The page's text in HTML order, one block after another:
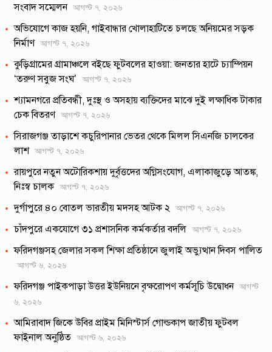
সংবাদ সম্মেলন আগস্ট ৭, ২০২৬
অভিযোগে কাজ হয়নি, গাইবান্ধার খোলাহাটিতে চলছে অনিয়মের সড়ক
নির্মাণ আগস্ট ৭, ২০২৬
কুড়িগ্রামের গ্রামাঞ্চলে বইছে ফুটবলের হাওয়া: জনতার হাটে চ্যাম্পিয়ন
‘তরুণ সবুজ সংঘ’
আগস্ট ৭, ২০২৬
শ্যামনগরে প্রতিবন্ধী, দুঃস্থ ও অসহায় ব্যক্তিদের মাঝে দুই লক্ষাধিক টাকার
চেক বিতরণ আগস্ট ৭, ২০২৬
সিরাজগঞ্জ তাড়াশে কচুরিপানার ভেতর থেকে মিলল সিএনজি চালকের
লাশ আগস্ট ৭, ২০২৬
রায়পুরে নতুন অটোরিকশায় দুর্বৃত্তদের অগ্নিসংযোগ, এলাকাজুড়ে আতঙ্ক,
নিঃস্ব চালক আগস্ট ৭, ২০২৬
দুর্গাপুরে ৪০ বোতল ভারতীয় মদসহ আটক ২ আগস্ট ৭, ২০২৬
চাঁদপুরে একযোগে ৩১ প্রশাসনিক কর্মকর্তার বদলি আগস্ট ৭, ২০২৬
ফরিদগঞ্জসহ জেলার সকল শিক্ষা প্রতিষ্ঠানে জুলাই অভ্যুত্থান দিবস পালিত
আগস্ট ৬, ২০২৬
ফরিদগঞ্জ পাইকপাড়া উত্তর ইউনিয়নে বৃক্ষরোপণ কর্মসূচি উদ্বোধন আগস্ট
৬, ২০২৬
আমিরাবাদ জিকে উবির প্রাইম মিনিস্টার্স গোল্ডকাপ জাতীয় ফুটবল
ফাইনাল অনুষ্ঠিত আগস্ট ৬, ২০২৬